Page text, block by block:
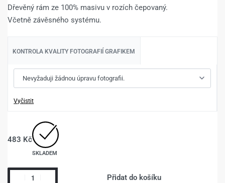
Dřevěný rám ze 100% masivu v rozích čepovaný.
Včetně závěsného systému.
KONTROLA KVALITY FOTOGRAFIÍ GRAFIKEM
Vyčistit
483 Kč
SKLADEM
Přidat do košíku